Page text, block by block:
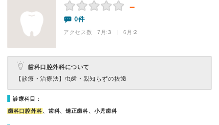
－
0件
アクセス数 7月:3 | 6月:2
歯科口腔外科について
【診療・治療法】 虫歯・親知らずの抜歯
診療科目：
歯科口腔外科、歯科、矯正歯科、小児歯科